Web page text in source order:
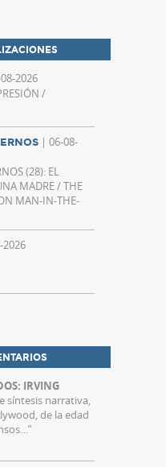
2026
/
| 06-08-
(28): EL
MADRE / THE
MAN-IN-THE-
2026
IRVING
síntesis narrativa,
de la edad
”